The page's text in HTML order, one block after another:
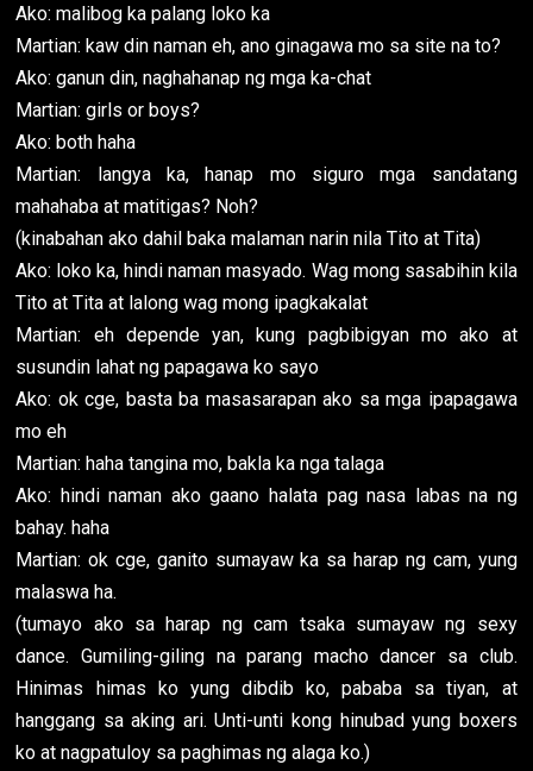
Ako: malibog ka palang loko ka
Martian: kaw din naman eh, ano ginagawa mo sa site na to?
Ako: ganun din, naghahanap ng mga ka-chat
Martian: girls or boys?
Ako: both haha
Martian: langya ka, hanap mo siguro mga sandatang
mahahaba at matitigas? Noh?
(kinabahan ako dahil baka malaman narin nila Tito at Tita)
Ako: loko ka, hindi naman masyado. Wag mong sasabihin kila
Tito at Tita at lalong wag mong ipagkakalat
Martian: eh depende yan, kung pagbibigyan mo ako at
susundin lahat ng papagawa ko sayo
Ako: ok cge, basta ba masasarapan ako sa mga ipapagawa
mo eh
Martian: haha tangina mo, bakla ka nga talaga
Ako: hindi naman ako gaano halata pag nasa labas na ng
bahay. haha
Martian: ok cge, ganito sumayaw ka sa harap ng cam, yung
malaswa ha.
(tumayo ako sa harap ng cam tsaka sumayaw ng sexy
dance. Gumiling-giling na parang macho dancer sa club.
Hinimas himas ko yung dibdib ko, pababa sa tiyan, at
hanggang sa aking ari. Unti-unti kong hinubad yung boxers
ko at nagpatuloy sa paghimas ng alaga ko.)